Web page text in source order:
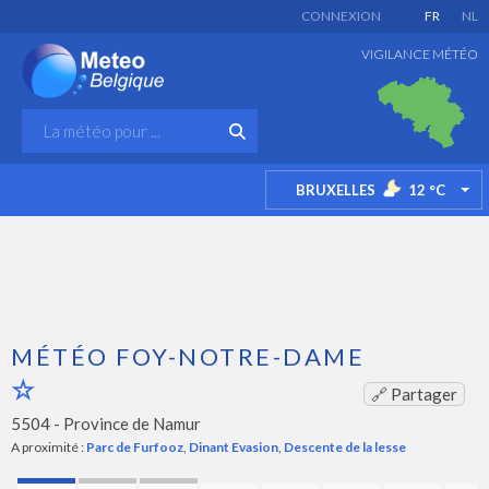
FR NL
CONNEXION
VIGILANCE MÉTÉO
BRUXELLES 12 °C
MÉTÉO FOY-NOTRE-DAME
🔗 Partager
5504 - Province de Namur
A proximité : Parc de Furfooz, Dinant Evasion, Descente de la lesse